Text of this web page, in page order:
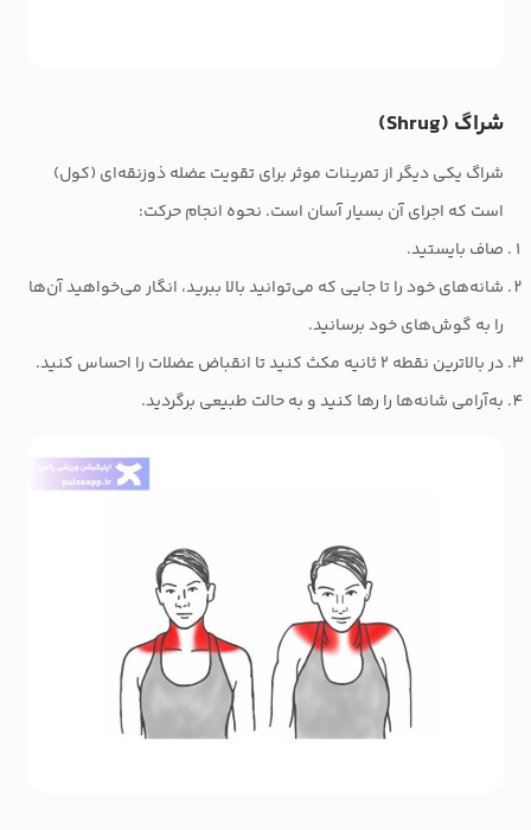
شراگ (Shrug)
شراگ یکی دیگر از تمرینات موثر برای تقویت عضله ذوزنقه‌ای (کول)
است که اجرای آن بسیار آسان است. نحوه انجام حرکت:
صاف بایستید.
شانه‌های خود را تا جایی که می‌توانید بالا ببرید، انگار می‌خواهید آن‌ها
را به گوش‌های خود برسانید.
در بالاترین نقطه ۲ ثانیه مکث کنید تا انقباض عضلات را احساس کنید.
به‌آرامی شانه‌ها را رها کنید و به حالت طبیعی برگردید.